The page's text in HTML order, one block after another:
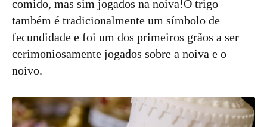
comido, mas sim jogados na noiva!O trigo
também é tradicionalmente um símbolo de
fecundidade e foi um dos primeiros grãos a ser
cerimoniosamente jogados sobre a noiva e o
noivo.